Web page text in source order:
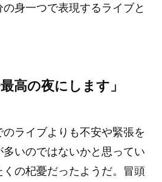
身一つで表現するライブと
高の夜にします」
ライブよりも不安や緊張を
いのではないかと思ってい
の杞憂だったようだ。冒頭